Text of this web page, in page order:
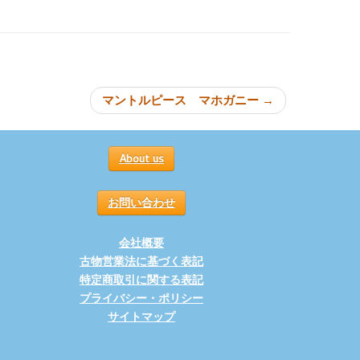
マントルピース マホガニー →
About us
お問い合わせ
会社概要
古物営業法に基づく表記
特定商取引に関する表記
プライバシー・ポリシー
サイトマップ